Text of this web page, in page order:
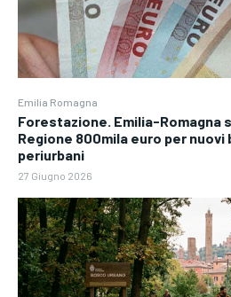
Emilia Romagna
Forestazione. Emilia-Romagna
Regione 800mila euro per nuovi
periurbani
27 Giugno 2026